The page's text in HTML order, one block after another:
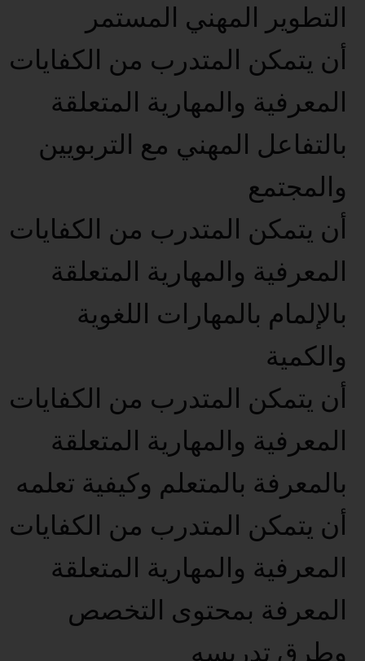
التطوير المهني المستمر
أن يتمكن المتدرب من الكفايات
المعرفية والمهارية المتعلقة
بالتفاعل المهني مع التربويين
والمجتمع
أن يتمكن المتدرب من الكفايات
المعرفية والمهارية المتعلقة
بالإلمام بالمهارات اللغوية
والكمية
أن يتمكن المتدرب من الكفايات
المعرفية والمهارية المتعلقة
بالمعرفة بالمتعلم وكيفية تعلمه
أن يتمكن المتدرب من الكفايات
المعرفية والمهارية المتعلقة
المعرفة بمحتوى التخصص
وطرق تدريسه